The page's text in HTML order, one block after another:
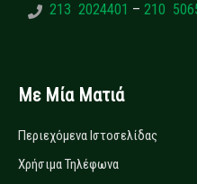
213 2024401 – 210
Με Μία Ματιά
Περιεχόμενα Ιστοσελίδας
Χρήσιμα Τηλέφωνα